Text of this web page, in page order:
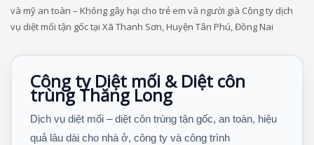
và mỹ an toàn – Không gây hại cho trẻ em và người già Công ty dịch
vụ diệt mối tận gốc tại Xã Thanh Sơn, Huyện Tân Phú, Đồng Nai
Công ty Diệt mối & Diệt côn
trùng Thăng Long
Dịch vụ diệt mối – diệt côn trùng tận gốc, an toàn, hiệu
quả lâu dài cho nhà ở, công ty và công trình